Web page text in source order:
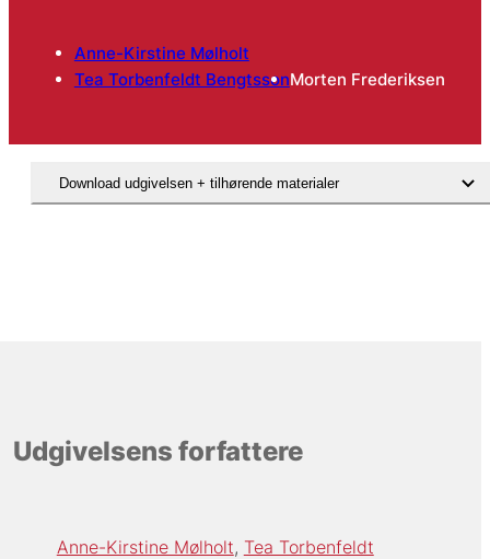
Anne-Kirstine Mølholt
Tea Torbenfeldt BengtssonMorten Frederiksen
Download udgivelsen + tilhørende materialer
Udgivelsens forfattere
Anne-Kirstine Mølholt Tea Torbenfeldt